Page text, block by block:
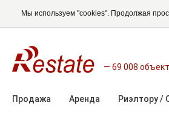
Мы используем "cookies". Продолжая
69 008
Продажа Аренда Риэлтору /